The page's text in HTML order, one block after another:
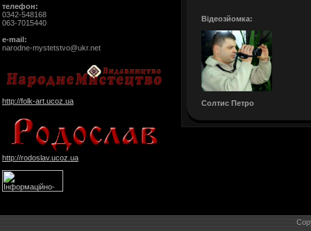
телефон:
0342-548168
063-7015440
e-mail:
narodne-mystetstvo@ukr.net
http://folk-art.ucoz.ua
http://rodoslav.ucoz.ua
Відеозйомка:
Солтис Петро